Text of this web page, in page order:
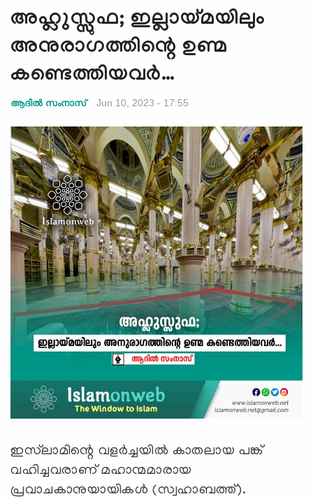
v
i
g
t
o
n
അഹ്ലുസ്സുഫ; ഇല്ലായ്മയിലും
അനുരാഗത്തിന്റെ ഉണ്മ
കണ്ടെത്തിയവർ…
ആദില്‍ സംനാസ് Jun 10, 2023 - 17:55
ഇസ്‍ലാമിന്റെ വളർച്ചയിൽ കാതലായ പങ്ക്
വഹിച്ചവരാണ് മഹാന്മമാരായ
പ്രവാചകാനുയായികൾ (സ്വഹാബത്ത്).